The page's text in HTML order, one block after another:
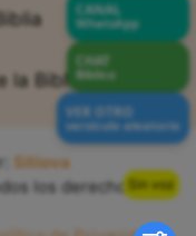
Sin voz
la Biblia
Sitiova
los derechos
CANAL
WhatsApp
CHAT
Bíblico
VER OTRO
versículo aleatorio